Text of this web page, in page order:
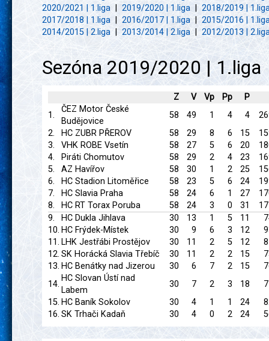
2020/2021 | 1.liga
2019/2020 | 1.liga
2018/2019 |
2017/2018 | 1.liga
2016/2017 | 1.liga| 2015/2016 |
2014/2015 | 2.liga
2013/2014 | 2.liga | 2012/2013 |
Sezóna 2019/2020 | 1.liga
Z V Vp Pp
P
1.
ČEZ Motor České
Budějovice
58 49 1 4 4
2.
HC ZUBR PŘEROV 58 29 8 6 15
3.
VHK ROBE Vsetín 58 27 5 6 20
4.
Piráti Chomutov 58 29 2 4 23
5.
AZ Havířov 58 30 1 2 25
6.
HC Stadion Litoměřice 58 23 5 6 24
7.
HC Slavia Praha 58 24 6 1 27
8.
HC RT Torax Poruba 58 24 3 0 31
9.
HC Dukla Jihlava 30 13 1 5 11
10. HC Frýdek-Místek 30 9 6 3 12
11. LHK Jestřábi Prostějov 30 11 2 5 12
12. SK Horácká Slavia Třebíč 30 11 2 2 15
13. HC Benátky nad Jizerou 30 6 7 2 15
14.
HC Slovan Ústí nad
Labem
30 7 2 3 18
15. HC Baník Sokolov 30 4 1 1 24
16. SK Trhači Kadaň 30 4 0 2 24